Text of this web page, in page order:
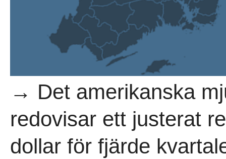
→ Det amerikanska
redovisar ett justerat
dollar för fjärde